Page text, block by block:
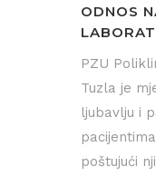
ODNOS
PZU
Tuzla je
ljubavlju i
poštujući